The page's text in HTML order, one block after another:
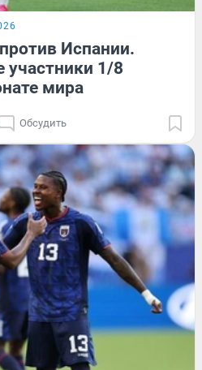
Испании.
участники 1/8
мира
Обсудить